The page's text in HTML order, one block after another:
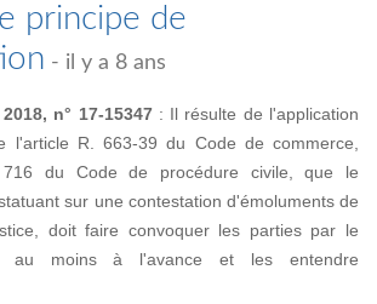
principe de
- il y a 8 ans
n° 17-15347: Il résulte de l'application
l'article R. 663-39 du Code de commerce,
716 du Code de procédure civile, que le
sur une contestation d'émoluments de
doit faire convoquer les parties par le
au moins à l'avance et les entendre